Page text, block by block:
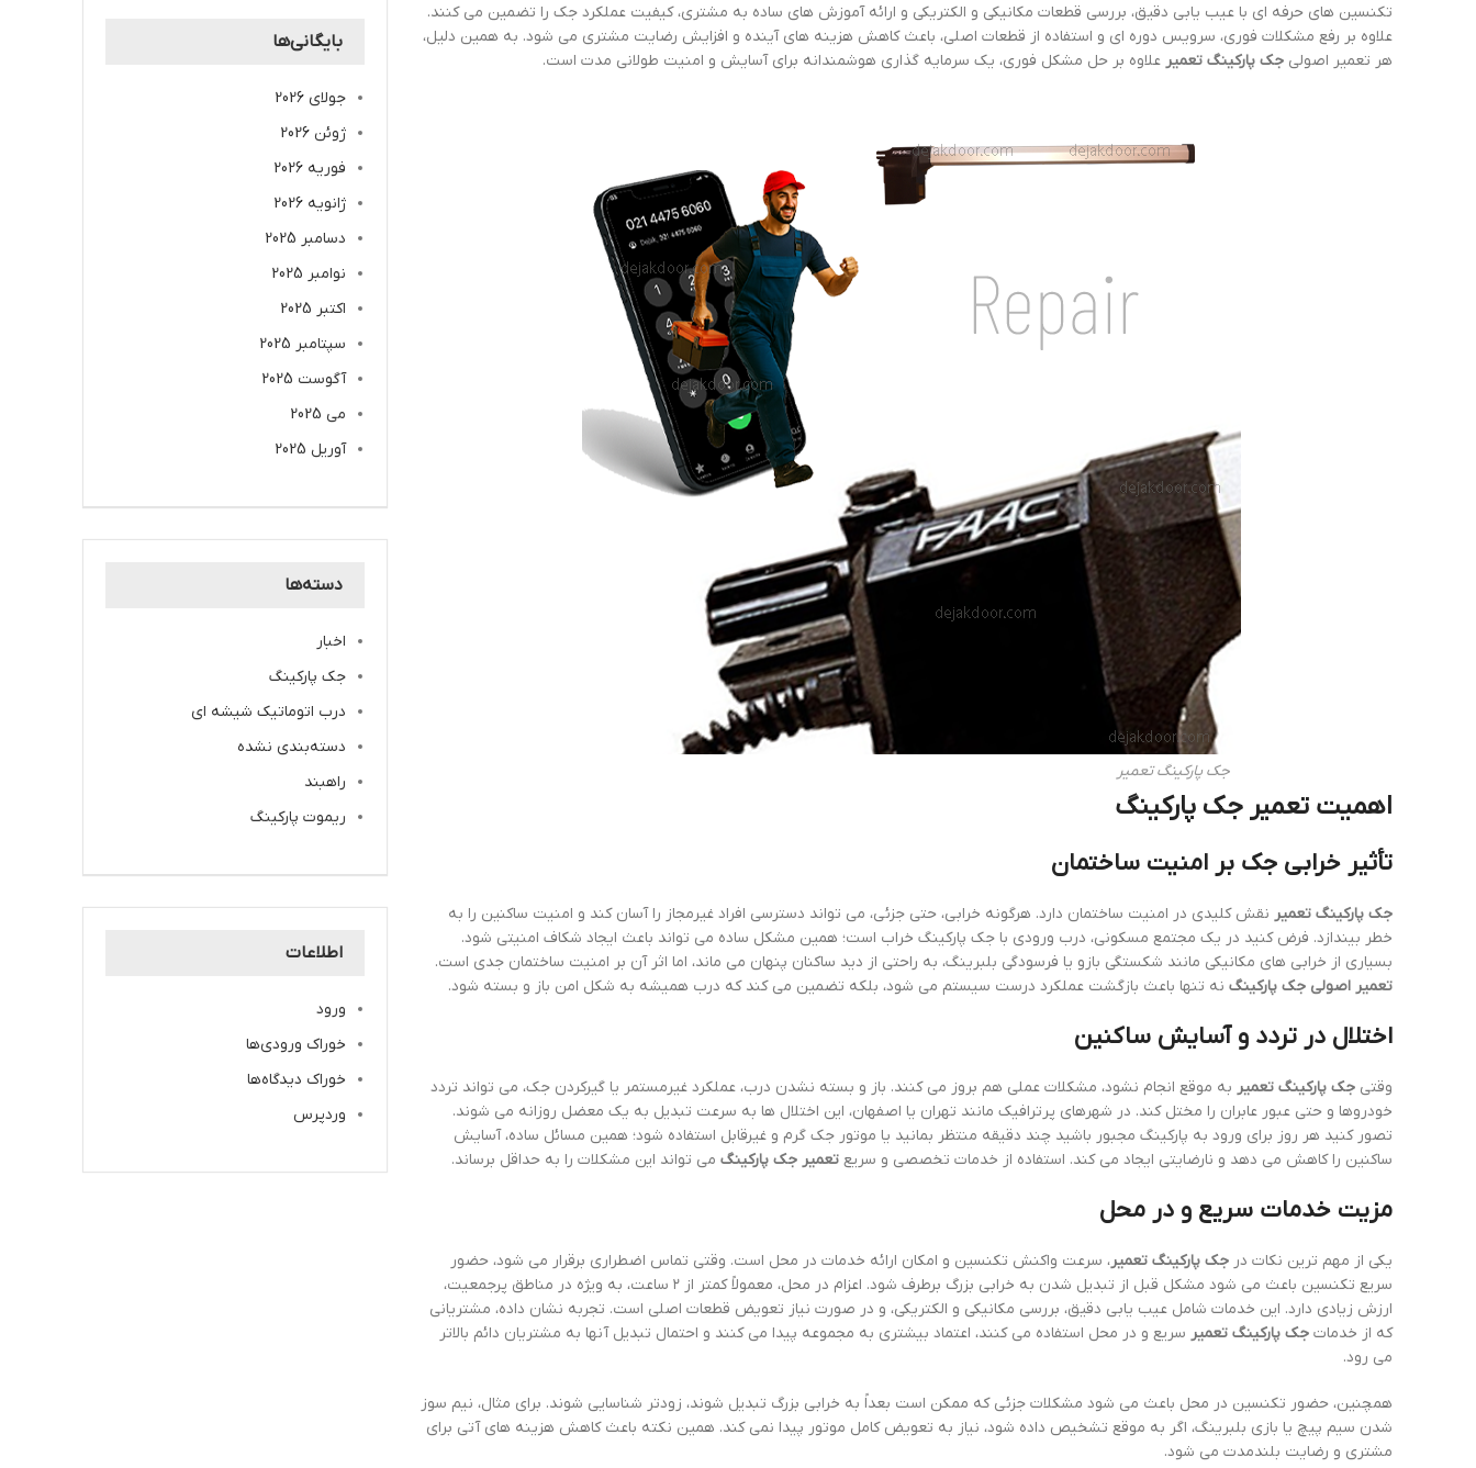
تکنسین های حرفه ای با عیب یابی دقیق، بررسی قطعات مکانیکی و الکتریکی و ارائه آموزش های ساده به مشتری، کیفیت عملکرد جک را تضمین می کنند.
علاوه بر رفع مشکلات فوری، سرویس دوره ای و استفاده از قطعات اصلی، باعث کاهش هزینه های آینده و افزایش رضایت مشتری می شود. به همین دلیل،
هر تعمیر اصولی جک پارکینگ تعمیر علاوه بر حل مشکل فوری، یک سرمایه گذاری هوشمندانه برای آسایش و امنیت طولانی مدت است.
جک پارکینگ تعمیر
اهمیت تعمیر جک پارکینگ
تأثیر خرابی جک بر امنیت ساختمان
جک پارکینگ تعمیر نقش کلیدی در امنیت ساختمان دارد. هرگونه خرابی، حتی جزئی، می تواند دسترسی افراد غیرمجاز را آسان کند و امنیت ساکنین را به
خطر بیندازد. فرض کنید در یک مجتمع مسکونی، درب ورودی با جک پارکینگ خراب است؛ همین مشکل ساده می تواند باعث ایجاد شکاف امنیتی شود.
بسیاری از خرابی های مکانیکی مانند شکستگی بازو یا فرسودگی بلبرینگ، به راحتی از دید ساکنان پنهان می ماند، اما اثر آن بر امنیت ساختمان جدی است.
تعمیر اصولی جک پارکینگ نه تنها باعث بازگشت عملکرد درست سیستم می شود، بلکه تضمین می کند که درب همیشه به شکل امن باز و بسته شود.
اختلال در تردد و آسایش ساکنین
وقتی جک پارکینگ تعمیر به موقع انجام نشود، مشکلات عملی هم بروز می کنند. باز و بسته نشدن درب، عملکرد غیرمستمر یا گیرکردن جک، می تواند تردد
خودروها و حتی عبور عابران را مختل کند. در شهرهای پرترافیک مانند تهران یا اصفهان، این اختلال ها به سرعت تبدیل به یک معضل روزانه می شوند.
تصور کنید هر روز برای ورود به پارکینگ مجبور باشید چند دقیقه منتظر بمانید یا موتور جک گرم و غیرقابل استفاده شود؛ همین مسائل ساده، آسایش
ساکنین را کاهش می دهد و نارضایتی ایجاد می کند. استفاده از خدمات تخصصی و سریع تعمیر جک پارکینگ می تواند این مشکلات را به حداقل برساند.
مزیت خدمات سریع و در محل
یکی از مهم ترین نکات در جک پارکینگ تعمیر، سرعت واکنش تکنسین و امکان ارائه خدمات در محل است. وقتی تماس اضطراری برقرار می شود، حضور
سریع تکنسین باعث می شود مشکل قبل از تبدیل شدن به خرابی بزرگ برطرف شود. اعزام در محل، معمولاً کمتر از ۲ ساعت، به ویژه در مناطق پرجمعیت،
ارزش زیادی دارد. این خدمات شامل عیب یابی دقیق، بررسی مکانیکی و الکتریکی، و در صورت نیاز تعویض قطعات اصلی است. تجربه نشان داده، مشتریانی
که از خدمات جک پارکینگ تعمیر سریع و در محل استفاده می کنند، اعتماد بیشتری به مجموعه پیدا می کنند و احتمال تبدیل آنها به مشتریان دائم بالاتر
می رود.
همچنین، حضور تکنسین در محل باعث می شود مشکلات جزئی که ممکن است بعداً به خرابی بزرگ تبدیل شوند، زودتر شناسایی شوند. برای مثال، نیم سوز
شدن سیم پیچ یا بازی بلبرینگ، اگر به موقع تشخیص داده شود، نیاز به تعویض کامل موتور پیدا نمی کند. همین نکته باعث کاهش هزینه های آتی برای
مشتری و رضایت بلندمدت می شود.
بایگانی‌ها
جولای 2026
ژوئن 2026
فوریه 2026
ژانویه 2026
دسامبر 2025
نوامبر 2025
اکتبر 2025
سپتامبر 2025
آگوست 2025
می 2025
آوریل 2025
دسته‌ها
اخبار
جک پارکینگ
درب اتوماتیک شیشه ای
دسته‌بندی نشده
راهبند
ریموت پارکینگ
اطلاعات
ورود
خوراک ورودی‌ها
خوراک دیدگاه‌ها
وردپرس